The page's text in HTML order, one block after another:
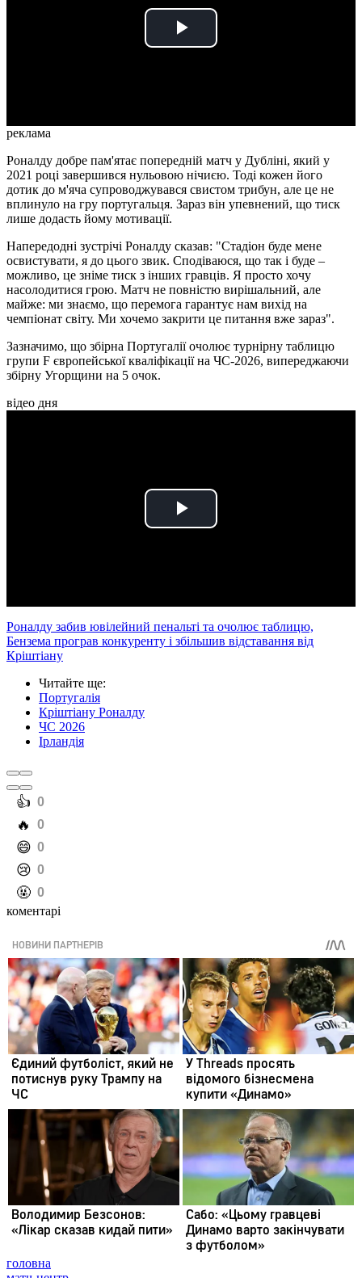
Play
реклама
Роналду добре пам'ятає попередній матч у Дубліні, який у
2021 році завершився нульовою нічиєю. Тоді кожен його
дотик до м'яча супроводжувався свистом трибун, але це не
вплинуло на гру португальця. Зараз він упевнений, що тиск
лише додасть йому мотивації.
Напередодні зустрічі Роналду сказав: "Стадіон буде мене
освистувати, я до цього звик. Сподіваюся, що так і буде –
можливо, це зніме тиск з інших гравців. Я просто хочу
насолодитися грою. Матч не повністю вирішальний, але
майже: ми знаємо, що перемога гарантує нам вихід на
чемпіонат світу. Ми хочемо закрити це питання вже зараз".
Зазначимо, що збірна Португалії очолює турнірну таблицю
групи F європейської кваліфікації на ЧС-2026, випереджаючи
збірну Угорщини на 5 очок.
відео дня
Play
Роналду забив ювілейний пенальті та очолює таблицю,
Бензема програв конкуренту і збільшив відставання від
Кріштіану
Читайте ще:
Португалія
Кріштіану Роналду
ЧС 2026
Ірландія
️👍 0
️🔥 0
️😄 0
️😢 0
️🤬 0
коментарі
головна